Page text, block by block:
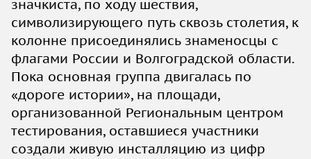
значкиста, по ходу шествия,
символизирующего путь сквозь столетия, к
колонне присоединялись знаменосцы с
флагами России и Волгоградской области.
Пока основная группа двигалась по
«дороге истории», на площади,
организованной Региональным центром
тестирования, оставшиеся участники
создали живую инсталляцию из цифр